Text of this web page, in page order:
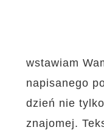
wstawiam
napisanego
dzień nie
znajomej.